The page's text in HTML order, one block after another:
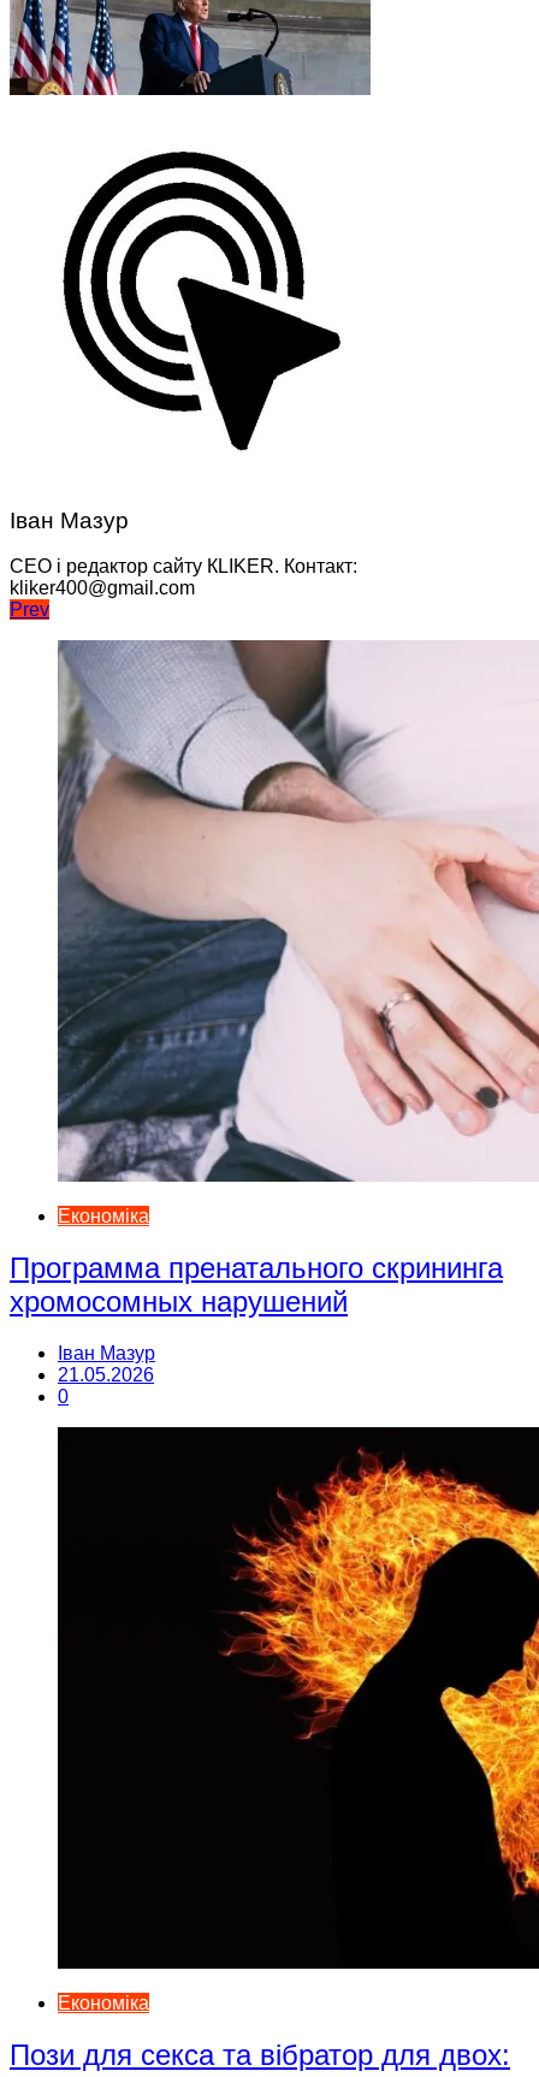
Іван Мазур
CEO і редактор сайту КLIKER. Контакт:
kliker400@gmail.com
Навігація
записів
Prev
Економіка
Программа пренатального скрининга
хромосомных нарушений
Іван Мазур
21.05.2026
0
Економіка
Пози для секса та вібратор для двох: